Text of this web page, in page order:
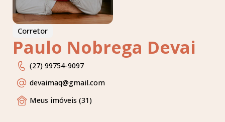
Corretor
Paulo Nobrega Devai
(27) 99754-9097
devaimaq@gmail.com
Meus imóveis (31)